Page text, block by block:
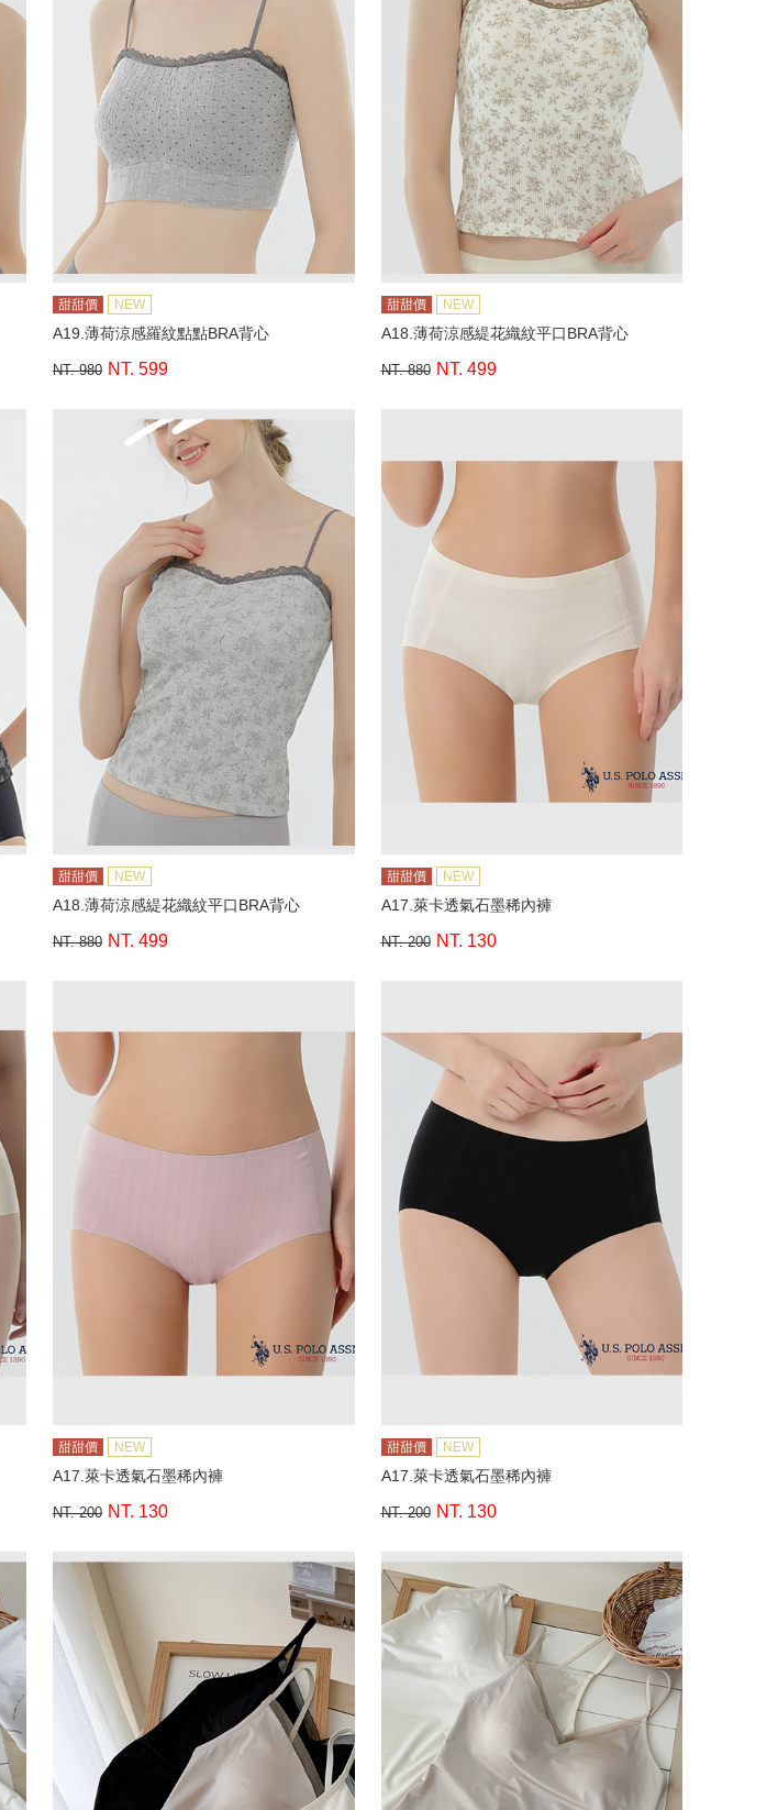
甜甜價 NEW
A19.薄荷涼感羅紋點點BRA背心
NT. 980 NT. 599
甜甜價 NEW
A18.薄荷涼感緹花織紋平口BRA背心
NT. 880 NT. 499
甜甜價 NEW
A18.薄荷涼感緹花織紋平口BRA背心
NT. 880 NT. 499
甜甜價 NEW
A17.萊卡透氣石墨稀內褲
NT. 200 NT. 130
甜甜價 NEW
A17.萊卡透氣石墨稀內褲
NT. 200 NT. 130
甜甜價 NEW
A17.萊卡透氣石墨稀內褲
NT. 200 NT. 130